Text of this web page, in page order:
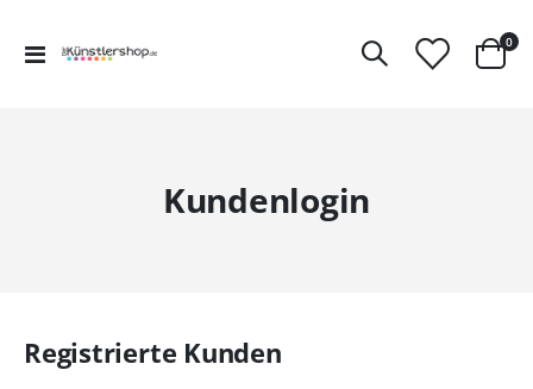
Navigation
0
Kundenlogin
Registrierte Kunden